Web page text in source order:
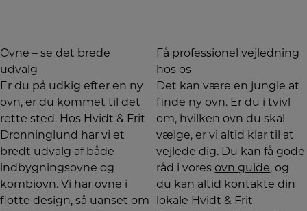
Ovne – se det brede
udvalg
Er du på udkig efter en ny
ovn, er du kommet til det
rette sted. Hos Hvidt & Frit
Dronninglund har vi et
bredt udvalg af både
indbygningsovne og
kombiovn. Vi har ovne i
flotte design, så uanset om
Få professionel vejledning
hos os
Det kan være en jungle at
finde ny ovn. Er du i tvivl
om, hvilken ovn du skal
vælge, er vi altid klar til at
vejlede dig. Du kan få gode
råd i voresovn guide, og
du kan altid kontakte din
lokale Hvidt & Frit